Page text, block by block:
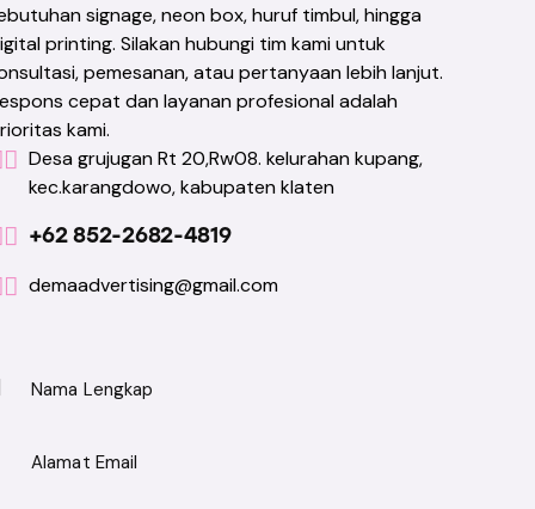
signage, neon box, huruf timbul, hingga
printing. Silakan hubungi tim kami untuk
pemesanan, atau pertanyaan lebih lanjut.
cepat dan layanan profesional adalah
kami.
Desa grujugan Rt 20,Rw08. kelurahan kupang,
kec.karangdowo, kabupaten klaten
+62 852-2682-4819
demaadvertising@gmail.com